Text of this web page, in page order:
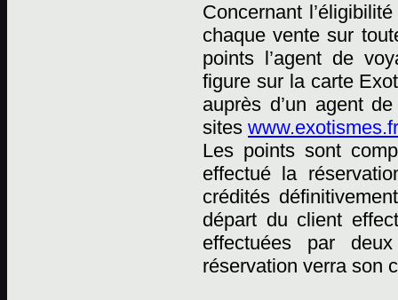
Concernant
chaque vente sur
points l’agent de
figure sur la carte
auprès d’un agent
sites
Les points sont
effectué la
crédités
départ du client
effectuées par
réservation verra son